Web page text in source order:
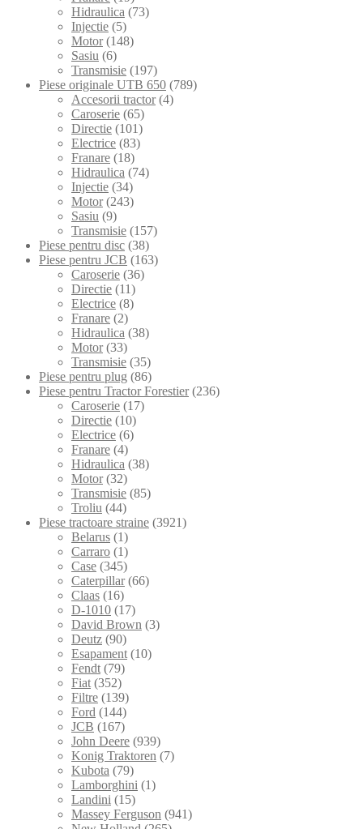
Hidraulica (73)
Injectie (5)
Motor (148)
Sasiu (6)
Transmisie (197)
Piese originale UTB 650 (789)
Accesorii tractor (4)
Caroserie (65)
Directie (101)
Electrice (83)
Franare (18)
Hidraulica (74)
Injectie (34)
Motor (243)
Sasiu (9)
Transmisie (157)
Piese pentru disc (38)
Piese pentru JCB (163)
Caroserie (36)
Directie (11)
Electrice (8)
Franare (2)
Hidraulica (38)
Motor (33)
Transmisie (35)
Piese pentru plug (86)
Piese pentru Tractor Forestier (236)
Caroserie (17)
Directie (10)
Electrice (6)
Franare (4)
Hidraulica (38)
Motor (32)
Transmisie (85)
Troliu (44)
Piese tractoare straine (3921)
Belarus (1)
Carraro (1)
Case (345)
Caterpillar (66)
Claas (16)
D-1010 (17)
David Brown (3)
Deutz (90)
Esapament (10)
Fendt (79)
Fiat (352)
Filtre (139)
Ford (144)
JCB (167)
John Deere (939)
Konig Traktoren (7)
Kubota (79)
Lamborghini (1)
Landini (15)
Massey Ferguson (941)